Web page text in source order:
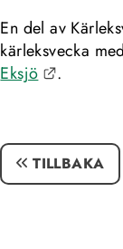
En del av
kärleksvecka
Eksjö
Länk till
.
TILLBAKA